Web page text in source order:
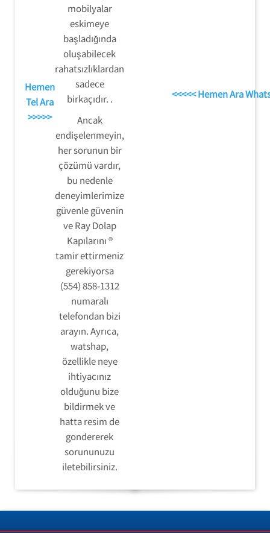
Hemen
Tel Ara
>>>>>
mobilyalar
eskimeye
başladığında
oluşabilecek
rahatsızlıklardan
sadece
birkaçıdır. .
Ancak
endişelenmeyin,
her sorunun bir
çözümü vardır,
bu nedenle
deneyimlerimize
güvenle güvenin
ve Ray Dolap
Kapılarını ®
tamir ettirmeniz
gerekiyorsa
(554) 858-1312
numaralı
telefondan bizi
arayın. Ayrıca,
watshap,
özellikle neye
ihtiyacınız
olduğunu bize
bildirmek ve
hatta resim de
gondererek
sorununuzu
iletebilirsiniz.
<<<<< Hemen Ara